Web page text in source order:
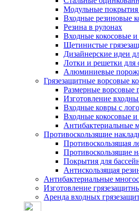
Модульные
Входные резиновые
Резина в рулонах
Входные кокосовые
Щетинистые
Дизайнерские идеи
Лотки и решетки для
Алюминиевые
Грязезащитные ворсовые
Размерные ворсовые
Изготовление
Входные ковры с
Входные кокосовые
Антибактериальные
Противоскользящие
Противоскользящая
Противоскользящие
Покрытия для
Антискользящая
Антибактериальные
Изготовление
Аренда входных